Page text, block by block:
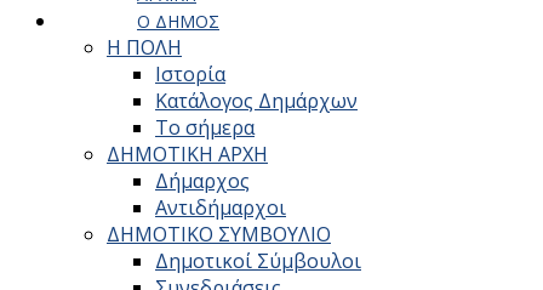
Ο ΔΗΜΟΣ
Η ΠΟΛΗ
Ιστορία
Κατάλογος Δημάρχων
Το σήμερα
ΔΗΜΟΤΙΚΗ ΑΡΧΗ
Δήμαρχος
Αντιδήμαρχοι
ΔΗΜΟΤΙΚΟ ΣΥΜΒΟΥΛΙΟ
Δημοτικοί Σύμβουλοι